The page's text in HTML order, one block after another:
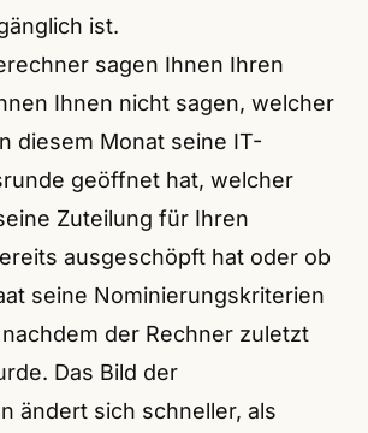
ist.
sagen Ihnen Ihren
Ihnen nicht sagen, welcher
diesem Monat seine IT-
geöffnet hat, welcher
Zuteilung für Ihren
ausgeschöpft hat oder ob
seine Nominierungskriterien
der Rechner zuletzt
Das Bild der
ändert sich schneller, als